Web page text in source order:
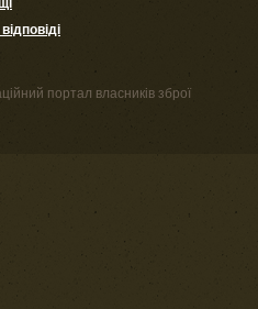
портал власників зброї